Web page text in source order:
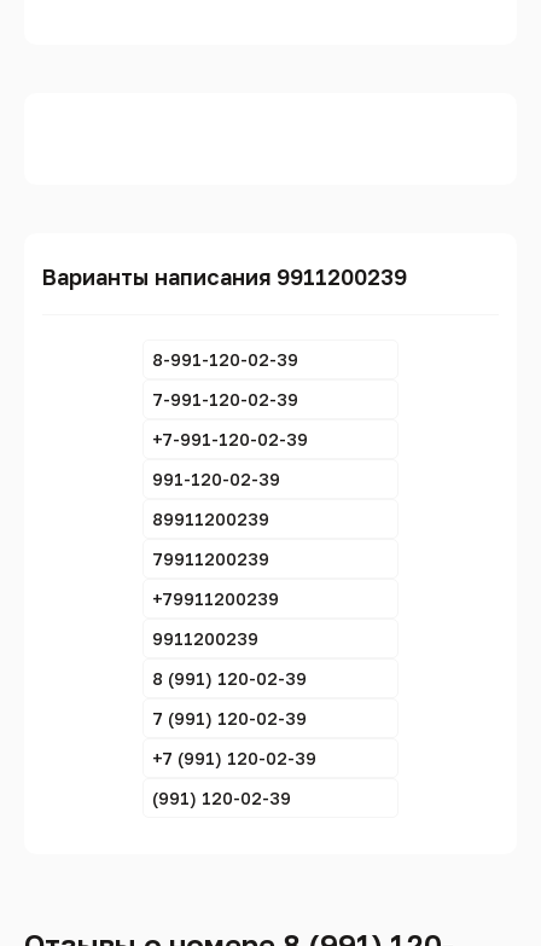
Варианты написания 9911200239
8-991-120-02-39
7-991-120-02-39
+7-991-120-02-39
991-120-02-39
89911200239
79911200239
+79911200239
9911200239
8 (991) 120-02-39
7 (991) 120-02-39
+7 (991) 120-02-39
(991) 120-02-39